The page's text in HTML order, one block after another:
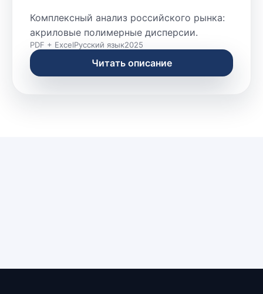
Комплексный анализ российского рынка:
акриловые полимерные дисперсии.
PDF + ExcelРусский язык2025
Читать описание